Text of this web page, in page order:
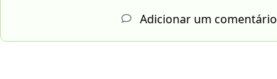
Adicionar um comentário